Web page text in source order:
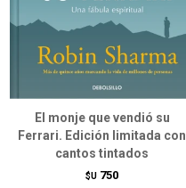
El monje que vendió su
Ferrari. Edición limitada con
cantos tintados
$U 750